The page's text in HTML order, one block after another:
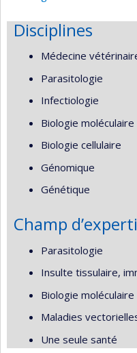
Disciplines
Médecine
Parasitologie
Infectiologie
Biologie moléculaire
Biologie cellulaire
Génomique
Génétique
Champ
Parasitologie
Insulte tissulaire,
Biologie moléculaire
Maladies
Une seule santé